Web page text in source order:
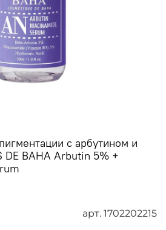
арт. 1702202215
с арбутином и
DE BAHA Arbutin 5% +